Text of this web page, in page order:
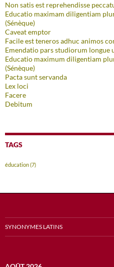
Non satis est reprehendisse
Educatio maximam diligentiam
(Sénèque)
Caveat emptor
Facile est teneros adhuc animos
Emendatio pars studiorum
Educatio maximum diligentiam
(Sénèque)
Pacta sunt servanda
Lex loci
Facere
Debitum
TAGS
éducation(7)
SYNONYMES LATINS